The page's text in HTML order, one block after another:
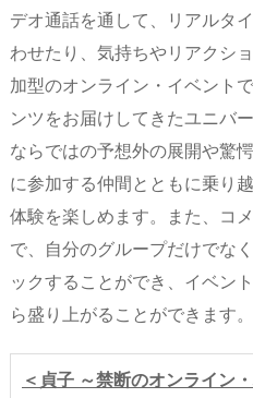
デオ通話を通して、リアルタ
わせたり、気持ちやリアクシ
加型のオンライン・イベント
ンツをお届けしてきたユニバ
ならではの予想外の展開や驚
に参加する仲間とともに乗り
体験を楽しめます。また、コ
で、自分のグループだけでな
ックすることができ、イベン
ら盛り上がることができます。
＜貞子 ～禁断のオンライ